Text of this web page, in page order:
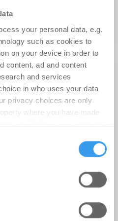
your personal data, e.g.
such as cookies to
on your device in order to
content, ad and content
and services
in who uses your data
privacy choices are only
where you have made
personal data is processed
the
content and ads, to
and to analyse our traffic.
AG baut „Carré am